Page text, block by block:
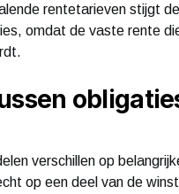
rentetarieven stijgt
omdat de vaste rente
verschillen op
op een deel van de